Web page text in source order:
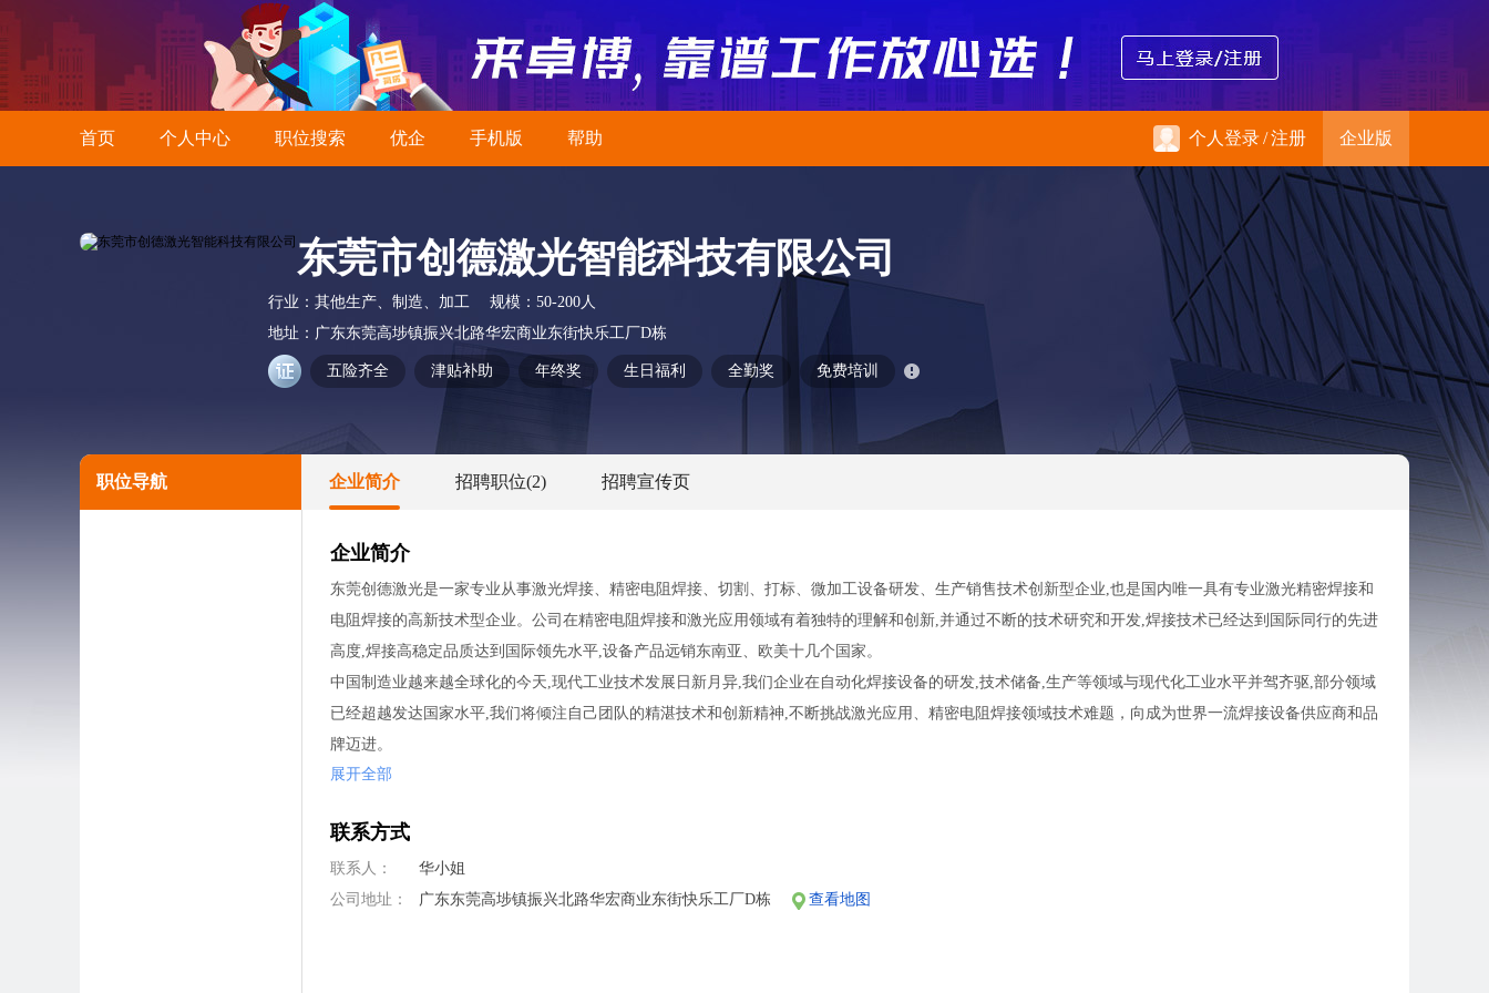
首页 个人中心 职位搜索 优企 手机版 帮助 个人登录/注册 企业版
东莞市创德激光智能科技有限公司
行业： 其他生产、制造、加工 规模： 50-200人
地址： 广东东莞高埗镇振兴北路华宏商业东街快乐工厂D栋
五险齐全 津贴补助 年终奖 生日福利 全勤奖 免费培训
职位导航 企业简介 招聘职位(2) 招聘宣传页
企业简介
东莞创德激光是一家专业从事激光焊接、精密电阻焊接、切割、打标、微加工设备研发、生产销售技术创新型企业,也是国内唯一具有专业激光精密焊接和
电阻焊接的高新技术型企业。公司在精密电阻焊接和激光应用领域有着独特的理解和创新,并通过不断的技术研究和开发,焊接技术已经达到国际同行的先进
高度,焊接高稳定品质达到国际领先水平,设备产品远销东南亚、欧美十几个国家。
中国制造业越来越全球化的今天,现代工业技术发展日新月异,我们企业在自动化焊接设备的研发,技术储备,生产等领域与现代化工业水平并驾齐驱,部分领域
已经超越发达国家水平,我们将倾注自己团队的精湛技术和创新精神,不断挑战激光应用、精密电阻焊接领域技术难题，向成为世界一流焊接设备供应商和品
牌迈进。
展开全部
联系方式
联系人：
华小姐
公司地址：
广东东莞高埗镇振兴北路华宏商业东街快乐工厂D栋 查看地图